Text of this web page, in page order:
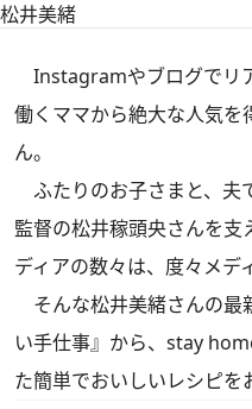
松井美緒
Instagramやブログでリ
働くママから絶大な人気を
ん。
ふたりのお子さまと、夫
監督の松井稼頭央さんを支
ディアの数々は、度々メデ
そんな松井美緒さんの最
い手仕事』から、stay
た簡単でおいしいレシピを